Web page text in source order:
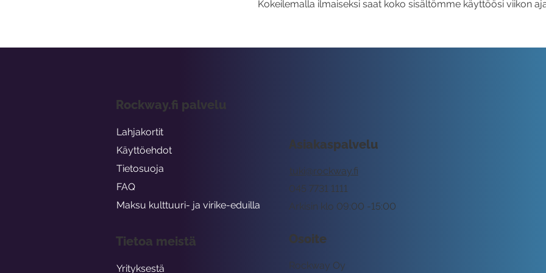
Kokeilemalla ilmaiseksi saat koko sisältömme käyttöösi viikon
Asiakaspalvelu
tuki@rockway.fi
Arkisin klo 09:00 -15:00
045 7731 1111
Osoite
Rockway Oy
Rockway.fi palvelu
Lahjakortit
Käyttöehdot
Tietosuoja
FAQ
Maksu kulttuuri- ja virike-eduilla
Tietoa meistä
Yrityksestä